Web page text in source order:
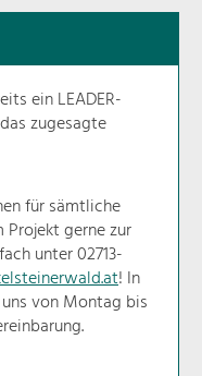
&
Regulierung und
Baukultur und nachhaltiges
& Forstwirtschaft
und Pflege der
ein LEADER-
zugesagte
für sämtliche
Projekt gerne zur
unter 02713-
! In
von Montag bis